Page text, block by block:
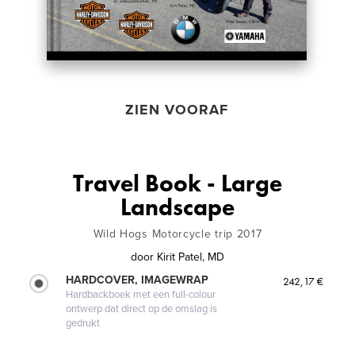
ZIEN VOORAF
Travel Book - Large
Landscape
Wild Hogs Motorcycle trip 2017
door Kirit Patel, MD
HARDCOVER, IMAGEWRAP
Hardbackboek met een full-colour
ontwerp dat direct op de omslag is
gedrukt
242,17 €